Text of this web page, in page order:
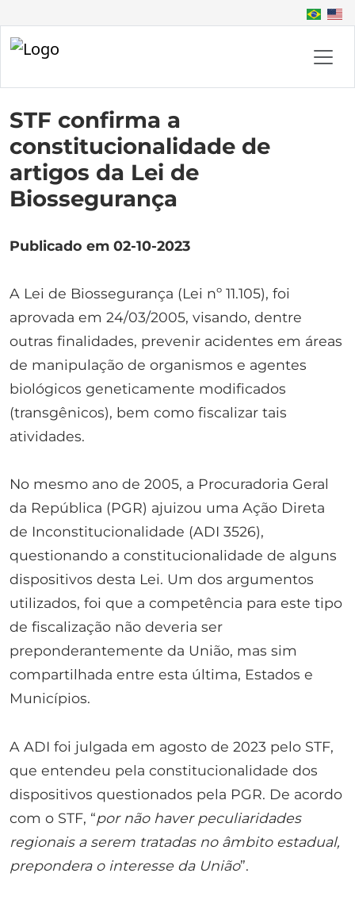
STF confirma a
constitucionalidade de
artigos da Lei de
Biossegurança
Publicado em 02-10-2023
A Lei de Biossegurança (Lei nº 11.105), foi
aprovada em 24/03/2005, visando, dentre
outras finalidades, prevenir acidentes em áreas
de manipulação de organismos e agentes
biológicos geneticamente modificados
(transgênicos), bem como fiscalizar tais
atividades.
No mesmo ano de 2005, a Procuradoria Geral
da República (PGR) ajuizou uma Ação Direta
de Inconstitucionalidade (ADI 3526),
questionando a constitucionalidade de alguns
dispositivos desta Lei. Um dos argumentos
utilizados, foi que a competência para este tipo
de fiscalização não deveria ser
preponderantemente da União, mas sim
compartilhada entre esta última, Estados e
Municípios.
A ADI foi julgada em agosto de 2023 pelo STF,
que entendeu pela constitucionalidade dos
dispositivos questionados pela PGR. De acordo
com o STF, “por não haver peculiaridades
regionais a serem tratadas no âmbito estadual,
prepondera o interesse da União”.